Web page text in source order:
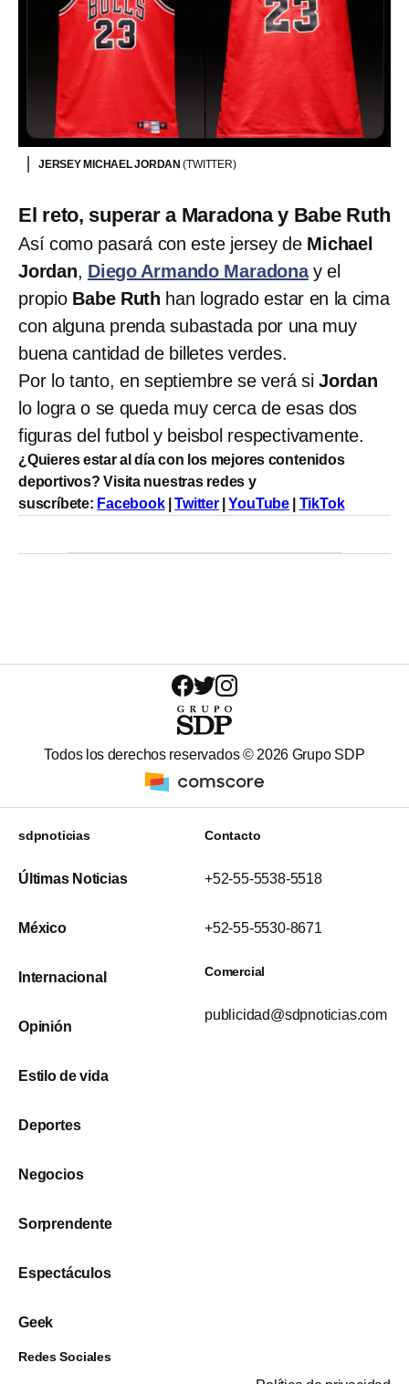
JERSEY MICHAEL JORDAN(TWITTER)
El reto, superar a Maradona y Babe Ruth
Así como pasará con este jersey de Michael
Jordan, Diego Armando Maradonay el
propio Babe Ruth han logrado estar en la cima
con alguna prenda subastada por una muy
buena cantidad de billetes verdes.
Por lo tanto, en septiembre se verá si Jordan
lo logra o se queda muy cerca de esas dos
figuras del futbol y beisbol respectivamente.
¿Quieres estar al día con los mejores contenidos
deportivos? Visita nuestras redes y
suscríbete: Facebook|Twitter|YouTube TikTok
Todos los derechos reservados © 2026 Grupo SDP
sdpnoticias
Últimas Noticias
México
Internacional
Opinión
Estilo de vida
Deportes
Negocios
Sorprendente
Espectáculos
Geek
Contacto
+52-55-5538-5518
+52-55-5530-8671
Comercial
publicidad@sdpnoticias.com
Redes Sociales